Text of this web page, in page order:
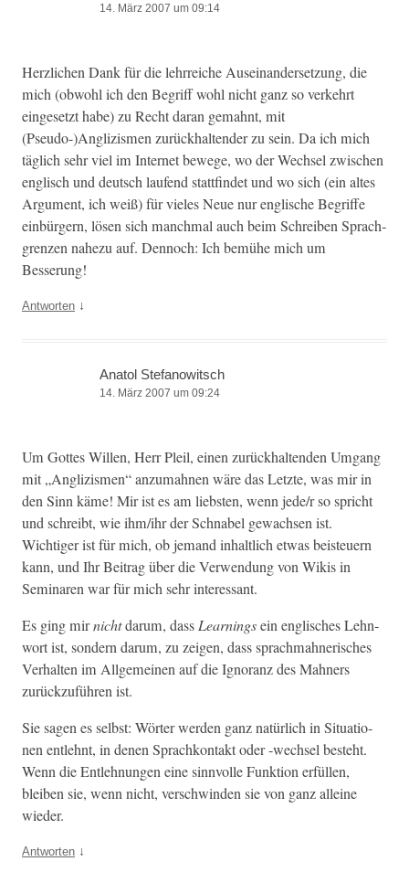
14. März 2007 um 09:14
Her­zlichen Dank für die lehrre­iche Auseinan­der­set­zung, die
mich (obwohl ich den Begriff wohl nicht ganz so verkehrt
einge­set­zt habe) zu Recht daran gemah­nt, mit
(Pseudo-)Anglizismen zurück­hal­tender zu sein. Da ich mich
täglich sehr viel im Inter­net bewege, wo der Wech­sel zwis­chen
englisch und deutsch laufend stat­tfind­et und wo sich (ein altes
Argu­ment, ich weiß) für vieles Neue nur englis­che Begriffe
ein­bürg­ern, lösen sich manch­mal auch beim Schreiben Sprach­
gren­zen nahezu auf. Den­noch: Ich bemühe mich um
Besserung!
Antworten ↓
Anatol Stefanowitsch
14. März 2007 um 09:24
Um Gottes Willen, Herr Pleil, einen zurück­hal­tenden Umgang
mit „Anglizis­men“ anzumah­nen wäre das Let­zte, was mir in
den Sinn käme! Mir ist es am lieb­sten, wenn jede/r so spricht
und schreibt, wie ihm/ihr der Schn­abel gewach­sen ist.
Wichtiger ist für mich, ob jemand inhaltlich etwas beis­teuern
kann, und Ihr Beitrag über die Ver­wen­dung von Wikis in
Sem­i­naren war für mich sehr interessant.
Es ging mirnichtdarum, dass Learn­ingsein englis­ches Lehn­
wort ist, son­dern darum, zu zeigen, dass sprachmah­ner­isches
Ver­hal­ten im All­ge­meinen auf die Igno­ranz des Mah­n­ers
zurück­zuführen ist.
Sie sagen es selb­st: Wörter wer­den ganz natür­lich in Sit­u­a­tio­
nen entlehnt, in denen Sprachkon­takt oder ‑wech­sel beste­ht.
Wenn die Entlehnun­gen eine sin­nvolle Funk­tion erfüllen,
bleiben sie, wenn nicht, ver­schwinden sie von ganz alleine
wieder.
Antworten ↓